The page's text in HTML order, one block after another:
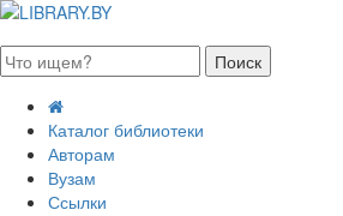
Каталог библиотеки
Авторам
Вузам
Ссылки